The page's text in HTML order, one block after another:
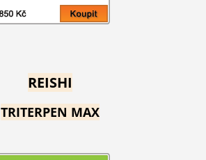
REISHI
TRITERPEN MAX